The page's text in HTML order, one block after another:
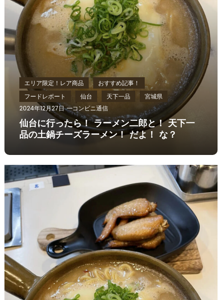
エリア限定！レア商品
おすすめ記事！
フードレポート
仙台 天下一品
宮城県
2024年12月27日
コンビニ通信
仙台に行ったら！ ラーメン二郎と！ 天下一
品の土鍋チーズラーメン！ だよ！ な？